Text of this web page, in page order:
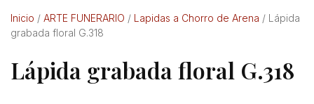
Inicio / ARTE FUNERARIO / Lapidas a Chorro de Arena / Lápida
grabada floral G.318
Lápida grabada floral G.318